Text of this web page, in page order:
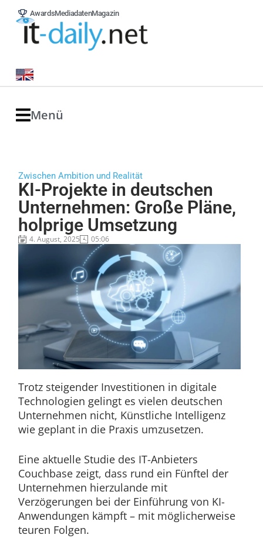
AwardsMediadatenMagazin
Menü
Zwischen Ambition und Realität
KI-Projekte in deutschen
Unternehmen: Große Pläne,
holprige Umsetzung
4. August, 2025 05:06
Trotz steigender Investitionen in digitale
Technologien gelingt es vielen deutschen
Unternehmen nicht, Künstliche Intelligenz
wie geplant in die Praxis umzusetzen.
Eine aktuelle Studie des IT-Anbieters
Couchbase zeigt, dass rund ein Fünftel der
Unternehmen hierzulande mit
Verzögerungen bei der Einführung von KI-
Anwendungen kämpft – mit möglicherweise
teuren Folgen.